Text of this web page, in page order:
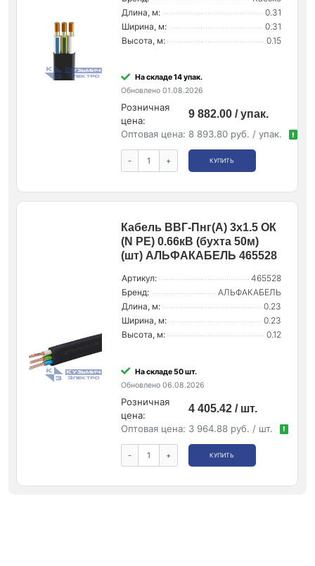
Длина, м:
0.31
Ширина, м:
0.31
Высота, м:
0.15
На складе 14 упак.
Обновлено 01.08.2026
Розничная
цена:
9 882.00 / упак.
Оптовая цена: 8 893.80 руб. / упак. !
- + КУПИТЬ
Кабель ВВГ-Пнг(А) 3х1.5 ОК
(N PE) 0.66кВ (бухта 50м)
(шт) АЛЬФАКАБЕЛЬ 465528
Артикул:
465528
Бренд:
АЛЬФАКАБЕЛЬ
Длина, м:
0.23
Ширина, м:
0.23
Высота, м:
0.12
На складе 50 шт.
Обновлено 06.08.2026
Розничная
цена:
4 405.42 / шт.
Оптовая цена: 3 964.88 руб. / шт. !
- + КУПИТЬ